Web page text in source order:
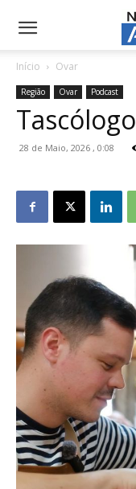
NotíciasdeAveiro.pt
Início Ovar
Região Ovar Podcast
28 de Maio, 2026 , 0:08